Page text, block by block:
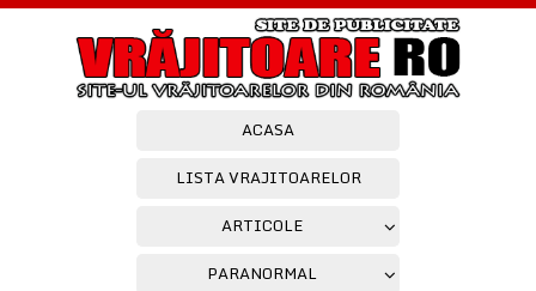
ACASA
LISTA VRAJITOARELOR
ARTICOLE
PARANORMAL